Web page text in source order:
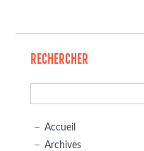
RECHERCHER
Accueil
Archives